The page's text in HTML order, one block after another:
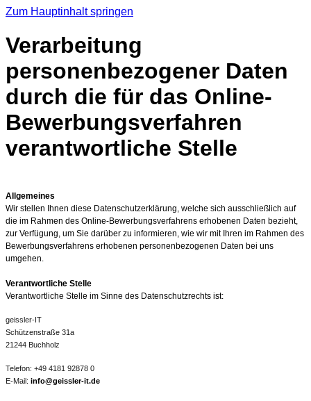
Zum Hauptinhalt springen
Verarbeitung
personenbezogener Daten
durch die für das Online-
Bewerbungsverfahren
verantwortliche Stelle
Allgemeines
Wir stellen Ihnen diese Datenschutzerklärung, welche sich ausschließlich auf
die im Rahmen des Online-Bewerbungsverfahrens erhobenen Daten bezieht,
zur Verfügung, um Sie darüber zu informieren, wie wir mit Ihren im Rahmen des
Bewerbungsverfahrens erhobenen personenbezogenen Daten bei uns
umgehen.
Verantwortliche Stelle
Verantwortliche Stelle im Sinne des Datenschutzrechts ist:
geissler-IT
Schützenstraße 31a
21244 Buchholz
Telefon: +49 4181 92878 0
E-Mail: info@geissler-it.de